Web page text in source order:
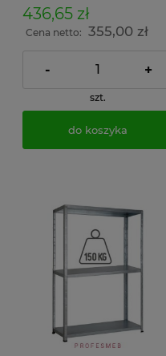
dokumenty w archiwum i
do magazynu
436,65 zł
Cena netto: 355,00 zł
- +
szt.
do koszyka